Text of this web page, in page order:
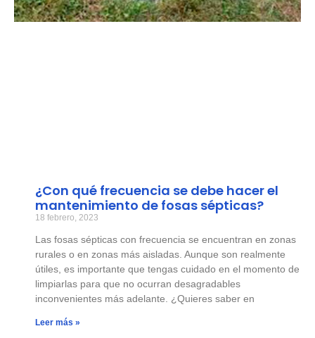
¿Con qué frecuencia se debe hacer el
mantenimiento de fosas sépticas?
18 febrero, 2023
Las fosas sépticas con frecuencia se encuentran en zonas
rurales o en zonas más aisladas. Aunque son realmente
útiles, es importante que tengas cuidado en el momento de
limpiarlas para que no ocurran desagradables
inconvenientes más adelante. ¿Quieres saber en
Leer más »